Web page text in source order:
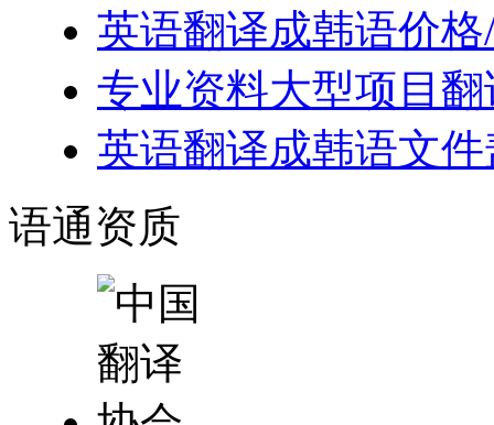
英语翻译成韩语价
专业资料大型项目翻
英语翻译成韩语文
语通资质